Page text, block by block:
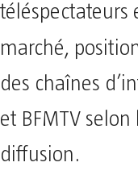
téléspectateurs
marché,
des chaînes
et BFMTV
diffusion.